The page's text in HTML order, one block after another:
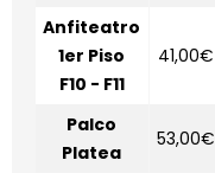
Anfiteatro
1er Piso
F10 - F11
41,00€
Palco
Platea
53,00€